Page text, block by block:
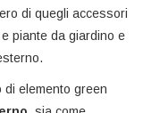
di quegli accessori
piante da giardino e
elemento green